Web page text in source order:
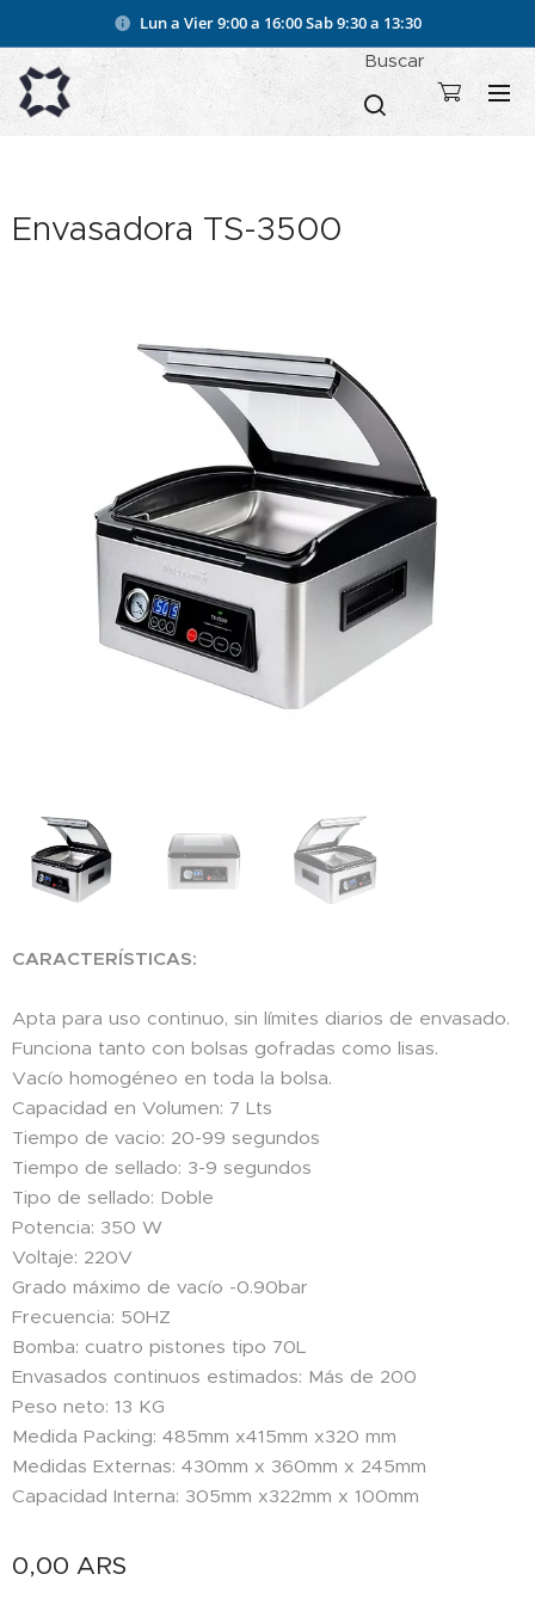
Lun a Vier 9:00 a 16:00Sab 9:30 a 13:30
Buscar
Envasadora TS-3500
CARACTERÍSTICAS:
Apta para uso continuo, sin límites diarios de envasado.
Funciona tanto con bolsas gofradas como lisas.
Vacío homogéneo en toda la bolsa.
Capacidad en Volumen: 7 Lts
Tiempo de vacio: 20-99 segundos
Tiempo de sellado: 3-9 segundos
Tipo de sellado: Doble
Potencia: 350 W
Voltaje: 220V
Grado máximo de vacío -0.90bar
Frecuencia: 50HZ
Bomba: cuatro pistones tipo 70L
Envasados continuos estimados: Más de 200
Peso neto: 13 KG
Medida Packing: 485mm x415mm x320 mm
Medidas Externas: 430mm x 360mm x 245mm
Capacidad Interna: 305mm x322mm x 100mm
0,00 ARS